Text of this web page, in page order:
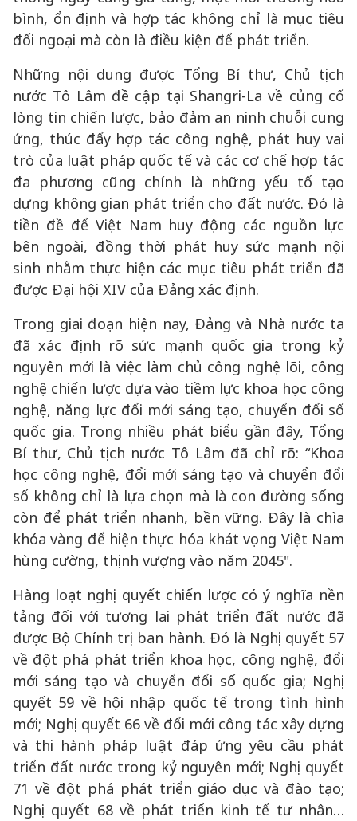
bình, ổn định và hợp tác không chỉ là mục tiêu
đối ngoại mà còn là điều kiện để phát triển.
Những nội dung được Tổng Bí thư, Chủ tịch
nước Tô Lâm đề cập tại Shangri-La về củng cố
lòng tin chiến lược, bảo đảm an ninh chuỗi cung
ứng, thúc đẩy hợp tác công nghệ, phát huy vai
trò của luật pháp quốc tế và các cơ chế hợp tác
đa phương cũng chính là những yếu tố tạo
dựng không gian phát triển cho đất nước. Đó là
tiền đề để Việt Nam huy động các nguồn lực
bên ngoài, đồng thời phát huy sức mạnh nội
sinh nhằm thực hiện các mục tiêu phát triển đã
được Đại hội XIV của Đảng xác định.
Trong giai đoạn hiện nay, Đảng và Nhà nước ta
đã xác định rõ sức mạnh quốc gia trong kỷ
nguyên mới là việc làm chủ công nghệ lõi, công
nghệ chiến lược dựa vào tiềm lực khoa học công
nghệ, năng lực đổi mới sáng tạo, chuyển đổi số
quốc gia. Trong nhiều phát biểu gần đây, Tổng
Bí thư, Chủ tịch nước Tô Lâm đã chỉ rõ: “Khoa
học công nghệ, đổi mới sáng tạo và chuyển đổi
số không chỉ là lựa chọn mà là con đường sống
còn để phát triển nhanh, bền vững. Đây là chìa
khóa vàng để hiện thực hóa khát vọng Việt Nam
hùng cường, thịnh vượng vào năm 2045".
Hàng loạt nghị quyết chiến lược có ý nghĩa nền
tảng đối với tương lai phát triển đất nước đã
được Bộ Chính trị ban hành. Đó là Nghị quyết 57
về đột phá phát triển khoa học, công nghệ, đổi
mới sáng tạo và chuyển đổi số quốc gia; Nghị
quyết 59 về hội nhập quốc tế trong tình hình
mới; Nghị quyết 66 về đổi mới công tác xây dựng
và thi hành pháp luật đáp ứng yêu cầu phát
triển đất nước trong kỷ nguyên mới; Nghị quyết
71 về đột phá phát triển giáo dục và đào tạo;
Nghị quyết 68 về phát triển kinh tế tư nhân…